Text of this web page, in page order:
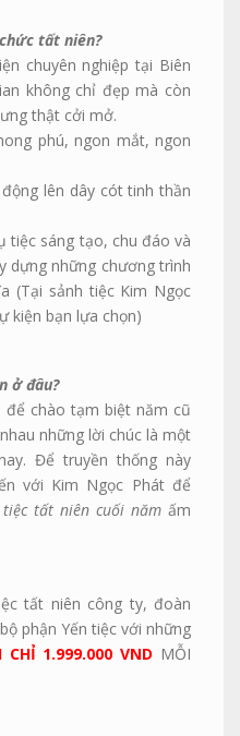
tất niên?
chuyên nghiệp tại Biên
không chỉ đẹp mà còn
thật cởi mở.
phú, ngon mắt, ngon
lên dây cót tinh thần
tiệc sáng tạo, chu đáo và
dựng những chương trình
(Tại sảnh tiệc Kim Ngọc
kiện bạn lựa chọn)
ở đâu?
chào tạm biệt năm cũ
những lời chúc là một
Để truyền thống này
với Kim Ngọc Phát để
tất niên cuối nămấm
tất niên công ty, đoàn
phận Yến tiệc với những
CHỈ 1.999.000 VND MỖI